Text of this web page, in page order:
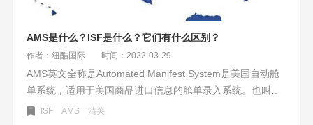
AMS是什么？ISF是什么？它们有什么区别？
作者：纽酷国际 时间：2022-03-29
AMS英文全称是Automated Manifest System是美国自动舱
单系统，适用于美国商品进口信息的舱单录入系统。也叫美
国反恐舱单系统。ISF英文全称是Importer Security Filing,是
ISF AMS 清关